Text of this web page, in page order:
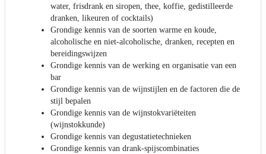
water, frisdrank en siropen, thee, koffie, gedistilleerde
dranken, likeuren of cocktails)
Grondige kennis van de soorten warme en koude,
alcoholische en niet-alcoholische, dranken, recepten en
bereidingswijzen
Grondige kennis van de werking en organisatie van een
bar
Grondige kennis van de wijnstijlen en de factoren die de
stijl bepalen
Grondige kennis van de wijnstokvariëteiten
(wijnstokkunde)
Grondige kennis van degustatietechnieken
Grondige kennis van drank-spijscombinaties